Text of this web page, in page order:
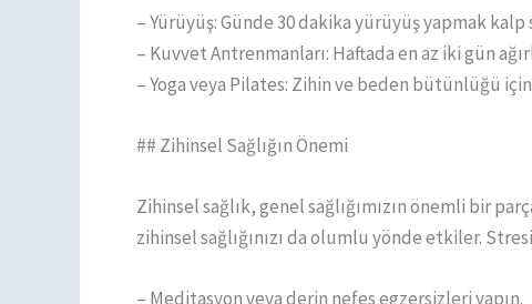
– Yürüyüş: Günde 30 dakika yürüyüş yapmak kalp
– Kuvvet Antrenmanları: Haftada en az iki gün
– Yoga veya Pilates: Zihin ve beden bütünlüğü
## Zihinsel Sağlığın Önemi
Zihinsel sağlık, genel sağlığımızın önemli bir
zihinsel sağlığınızı da olumlu yönde etkiler.
– Meditasyon veya derin nefes egzersizleri yapın.